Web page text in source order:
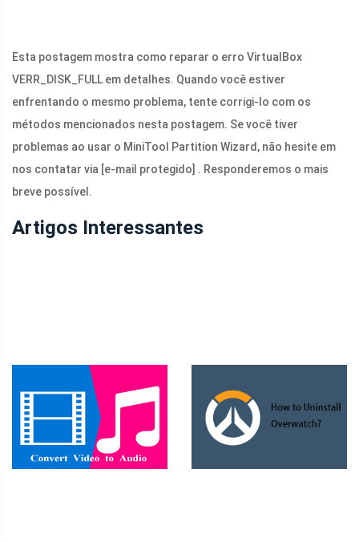
Esta postagem mostra como reparar o erro VirtualBox
VERR_DISK_FULL em detalhes. Quando você estiver
enfrentando o mesmo problema, tente corrigi-lo com os
métodos mencionados nesta postagem. Se você tiver
problemas ao usar o MiniTool Partition Wizard, não hesite em
nos contatar via [e-mail protegido] . Responderemos o mais
breve possível.
Artigos Interessantes